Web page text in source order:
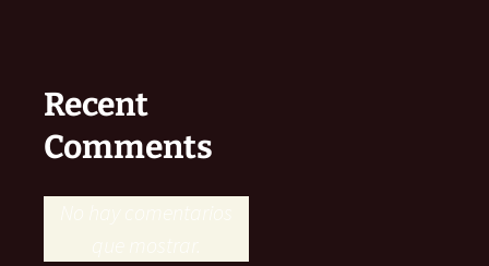
Recent
Comments